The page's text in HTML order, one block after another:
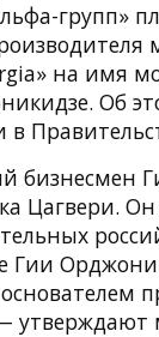
групп»
на имя
Об
бизнесмен
Цагвери.
Гии